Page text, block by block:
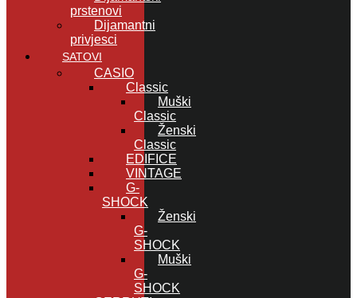
prstenovi
Dijamantni
privjesci
SATOVI
CASIO
Classic
Muški
Classic
Ženski
Classic
EDIFICE
VINTAGE
G-
SHOCK
Ženski
G-
SHOCK
Muški
G-
SHOCK